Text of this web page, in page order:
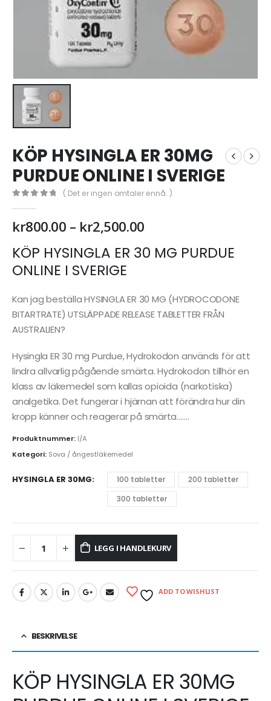
KÖP HYSINGLA ER 30MG
PURDUE ONLINE I SVERIGE
( Det er ingen omtaler ennå. )
kr800.00 – kr2,500.00Prisområde:
til
KÖP HYSINGLA ER 30 MG PURDUE
ONLINE I SVERIGE
Kan jag beställa HYSINGLA ER 30 MG (HYDROCODONE
BITARTRATE) UTSLÄPPADE RELEASE TABLETTER FRÅN
AUSTRALIEN?
Hysingla ER 30 mg Purdue, Hydrokodon används för att
lindra allvarlig pågående smärta. Hydrokodon tillhör en
klass av läkemedel som kallas opioida (narkotiska)
analgetika. Det fungerar i hjärnan att förändra hur din
kropp känner och reagerar på smärta…….
Produktnummer: I/A
Kategori: Sova / ångestläkemedel
HYSINGLA ER 30MG 100 tabletter
200 tabletter
300 tabletter
LEGG I HANDLEKURV
ADD TO WISHLIST
BESKRIVELSE
KÖP HYSINGLA ER 30MG